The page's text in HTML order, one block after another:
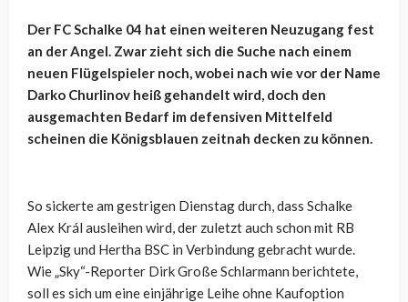
Der FC Schalke 04 hat einen weiteren Neuzugang fest
an der Angel. Zwar zieht sich die Suche nach einem
neuen Flügelspieler noch, wobei nach wie vor der Name
Darko Churlinov heiß gehandelt wird, doch den
ausgemachten Bedarf im defensiven Mittelfeld
scheinen die Königsblauen zeitnah decken zu können.
So sickerte am gestrigen Dienstag durch, dass Schalke
Alex Král ausleihen wird, der zuletzt auch schon mit RB
Leipzig und Hertha BSC in Verbindung gebracht wurde.
Wie „Sky“-Reporter Dirk Große Schlarmann berichtete,
soll es sich um eine einjährige Leihe ohne Kaufoption